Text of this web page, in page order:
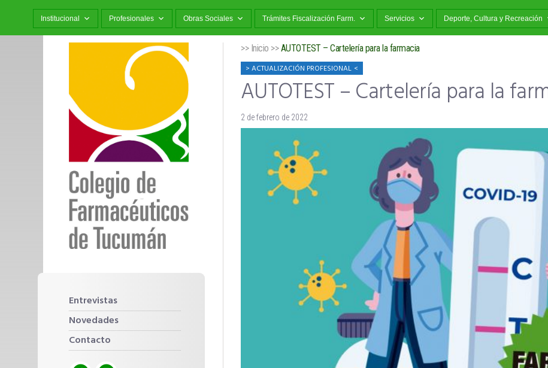
Institucional Profesionales Obras Sociales Trámites Fiscalización Farm. Servicios Deporte, Cultura y Recreación
Entrevistas
Novedades
Contacto
>> Inicio >>AUTOTEST – Cartelería para la farmacia
ACTUALIZACIÓN PROFESIONAL
AUTOTEST – Cartelería para la
2 de febrero de 2022